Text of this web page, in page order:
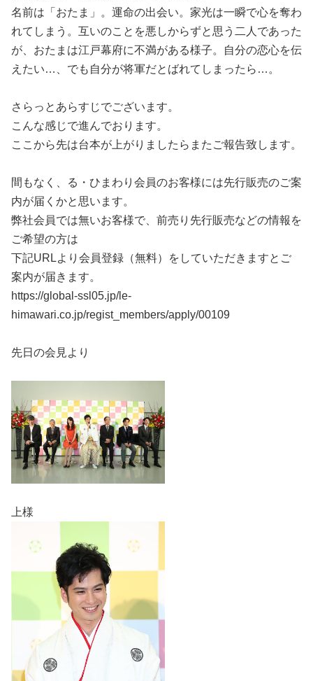
名前は「おたま」。運命の出会い。家光は一瞬で心を奪わ
れてしまう。互いのことを悪しからずと思う二人であった
が、おたまは江戸幕府に不満がある様子。自分の恋心を伝
えたい…、でも自分が将軍だとばれてしまったら…。
さらっとあらすじでございます。
こんな感じで進んでおります。
ここから先は台本が上がりましたらまたご報告致します。
間もなく、る・ひまわり会員のお客様には先行販売のご案
内が届くかと思います。
弊社会員では無いお客様で、前売り先行販売などの情報を
ご希望の方は
下記URLより会員登録（無料）をしていただきますとご
案内が届きます。
https://global-ssl05.jp/le-
himawari.co.jp/regist_members/apply/00109
先日の会見より
上様